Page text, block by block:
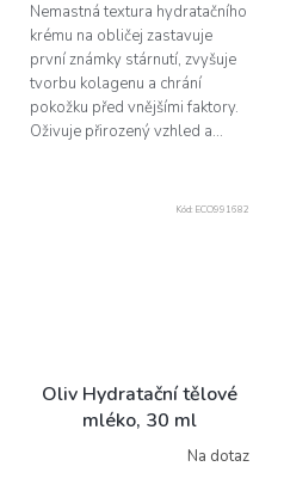
Nemastná textura hydratačního
krému na obličej zastavuje
první známky stárnutí, zvyšuje
tvorbu kolagenu a chrání
pokožku před vnějšími faktory.
Oživuje přirozený vzhled a...
Oliv Hydratační tělové
mléko, 30 ml
Na dotaz
Kód: ECO991682